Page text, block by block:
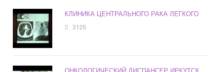
КЛИНИКА ЦЕНТРАЛЬНОГО РАКА ЛЕГКОГО
3125
ОНКОЛОГИЧЕСКИЙ ДИСПАНСЕР ИРКУТСК